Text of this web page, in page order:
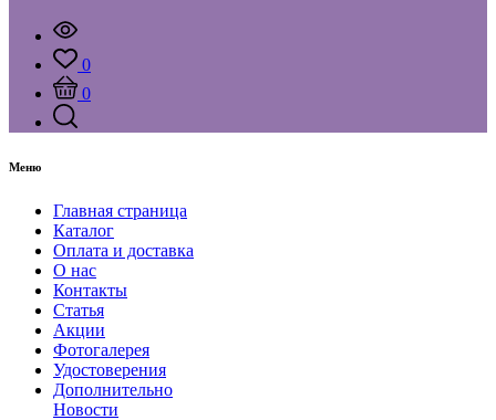
0
0
Меню
Главная страница
Каталог
Оплата и доставка
О нас
Контакты
Статья
Акции
Фотогалерея
Удостоверения
Дополнительно
Новости